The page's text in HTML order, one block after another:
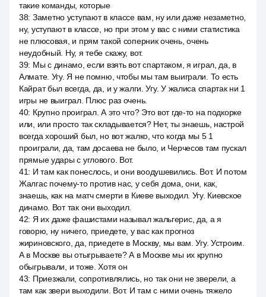
такие команды, которые
38: Заметно уступают в классе вам, ну или даже незаметно,
ну, уступают в классе, но при этом у вас с ними статистика
не плюсовая, и прям такой соперник очень, очень
неудобный. Ну, я тебе скажу, вот.
39: Мы с динамо, если взять вот спартаком, я играл, да, в
Алмате. Угу. Я не помню, чтобы мы там выиграли. То есть
Кайрат был всегда, да, и у жалги. Угу. У жалиса спартак ни 1
игры не выиграл. Плюс раз очень.
40: Крупно проиграл. А это что? Это вот где-то на подкорке
или, или просто так складывается? Нет, ты знаешь, настрой
всегда хороший был, но вот жалко, что когда мы 5 1
проиграли, да, там досаева не было, и Черчесов там пускал
прямые удары с углового. Вот.
41: И там как понеслось, и они воодушевились. Вот. И потом
Жалгас почему-то против нас, у себя дома, они, как,
знаешь, как на матч смерти в Киеве выходил. Угу. Киевское
динамо. Вот так они выходил.
42: Я их даже фашистами называл жальгерис, да, а я
говорю, ну ничего, приедете, у вас как прогноз
жириновского, да, приедете в Москву, мы вам. Угу. Устроим.
А в Москве вы отыгрываете? А в Москве мы их крупно
обыгрывали, и тоже. Хотя он
43: Приезжали, сопротивлялись, но так они не зверели, а
там как звери выходили. Вот. И там с ними очень тяжело